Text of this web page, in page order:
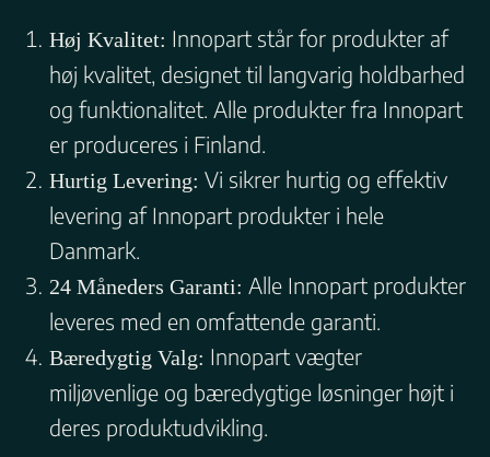
Høj Kvalitet: Innopart står for produkter af
høj kvalitet, designet til langvarig holdbarhed
og funktionalitet. Alle produkter fra Innopart
er produceres i Finland.
Hurtig Levering: Vi sikrer hurtig og effektiv
levering af Innopart produkter i hele
Danmark.
24 Måneders Garanti: Alle Innopart produkter
leveres med en omfattende garanti.
Bæredygtig Valg: Innopart vægter
miljøvenlige og bæredygtige løsninger højt i
deres produktudvikling.